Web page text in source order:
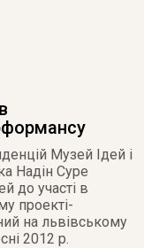
Музей Ідей і
Надін Суре
до участі в
проекті-
на львівському
2012 р.